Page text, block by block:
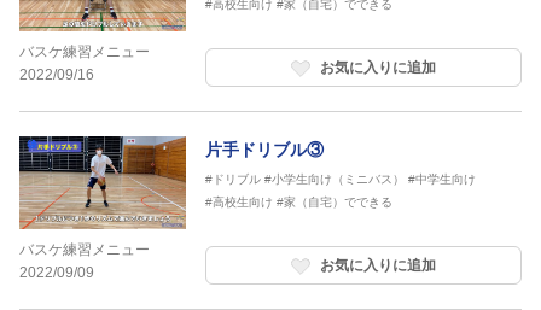
バスケ練習メニュー
2022/09/16
#高校生向け #家（自宅）でできる
お気に入りに追加
バスケ練習メニュー
2022/09/09
片手ドリブル③
#ドリブル #小学生向け（ミニバス）
#中学生向け
#高校生向け #家（自宅）でできる
お気に入りに追加